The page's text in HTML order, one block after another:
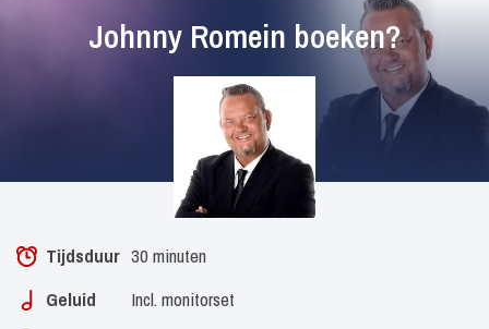
Johnny Romein boeken?
Tijdsduur 30 minuten
Geluid
Incl. monitorset